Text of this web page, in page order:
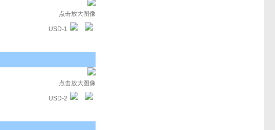
点击放大图像
USD-1
点击放大图像
USD-2